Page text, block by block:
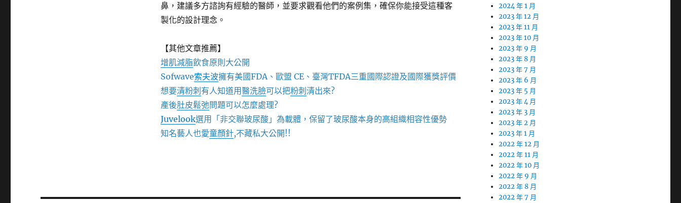
鼻，建議多方諮詢有經驗的醫師，並要求觀看他們的案例集，確保你能接受這種客
製化的設計理念。
【其他文章推薦】
增肌減脂飲食原則大公開
Sofwave索夫波擁有美國FDA、歐盟 CE、臺灣TFDA三重國際認證及國際獲獎評價
想要清粉刺 有人知道用醫洗臉可以把粉刺 清出來?
產後肚皮鬆弛問題可以怎麼處理?
Juvelook選用「非交聯玻尿酸」為載體，保留了玻尿酸本身的高組織相容性優勢
知名藝人也愛童顏針,不藏私大公開!!
2024 年 1 月
2023 年 12 月
2023 年 11 月
2023 年 10 月
2023 年 9 月
2023 年 8 月
2023 年 7 月
2023 年 6 月
2023 年 5 月
2023 年 4 月
2023 年 3 月
2023 年 2 月
2023 年 1 月
2022 年 12 月
2022 年 11 月
2022 年 10 月
2022 年 9 月
2022 年 8 月
2022 年 7 月